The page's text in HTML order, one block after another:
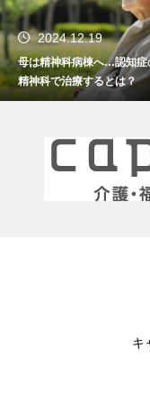
症の人を
その78（
づく
キ